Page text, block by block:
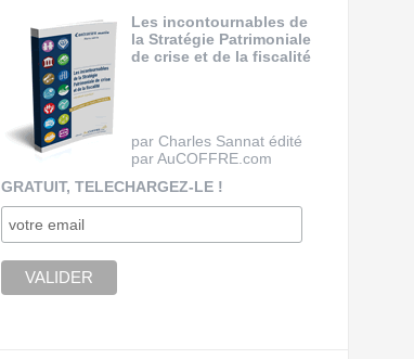
Les incontournables de
la Stratégie Patrimoniale
de crise et de la fiscalité
par Charles Sannat édité
par AuCOFFRE.com
GRATUIT, TELECHARGEZ-LE !